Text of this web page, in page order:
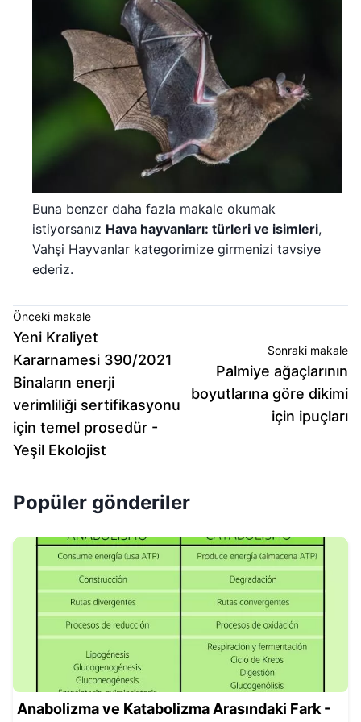
Buna benzer daha fazla makale okumak
istiyorsanız Hava hayvanları: türleri ve isimleri,
Vahşi Hayvanlar kategorimize girmenizi tavsiye
ederiz.
Önceki makale
Yeni Kraliyet
Kararnamesi 390/2021
Binaların enerji
verimliliği sertifikasyonu
için temel prosedür -
Yeşil Ekolojist
Sonraki makale
Palmiye ağaçlarının
boyutlarına göre dikimi
için ipuçları
Popüler gönderiler
Anabolizma ve Katabolizma Arasındaki Fark -